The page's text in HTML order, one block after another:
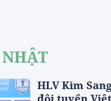
HLV Kim
đội tuyển